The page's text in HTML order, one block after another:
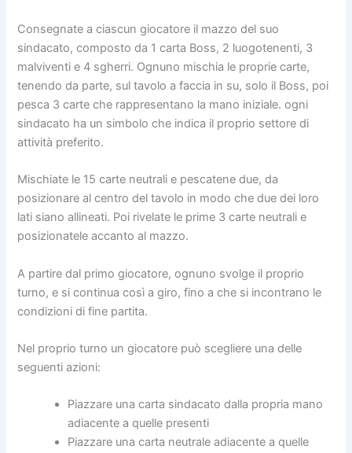
Consegnate a ciascun giocatore il mazzo del suo
sindacato, composto da 1 carta Boss, 2 luogotenenti, 3
malviventi e 4 sgherri. Ognuno mischia le proprie carte,
tenendo da parte, sul tavolo a faccia in su, solo il Boss, poi
pesca 3 carte che rappresentano la mano iniziale. ogni
sindacato ha un simbolo che indica il proprio settore di
attività preferito.
Mischiate le 15 carte neutrali e pescatene due, da
posizionare al centro del tavolo in modo che due dei loro
lati siano allineati. Poi rivelate le prime 3 carte neutrali e
posizionatele accanto al mazzo.
A partire dal primo giocatore, ognuno svolge il proprio
turno, e si continua così a giro, fino a che si incontrano le
condizioni di fine partita.
Nel proprio turno un giocatore può scegliere una delle
seguenti azioni:
Piazzare una carta sindacato dalla propria mano
adiacente a quelle presenti
Piazzare una carta neutrale adiacente a quelle